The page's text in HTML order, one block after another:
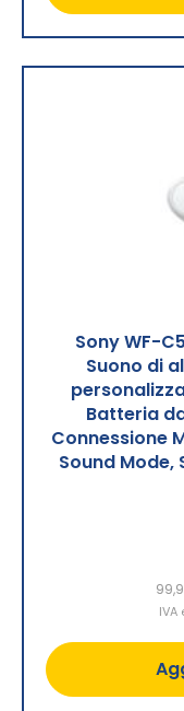
Sony WF-
Suono di
Batteria
Connessione
Sound
IVA